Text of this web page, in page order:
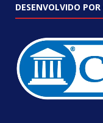
DESENVOLVIDO POR